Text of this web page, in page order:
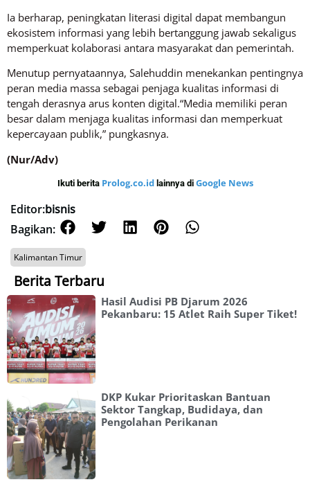
Ia berharap, peningkatan literasi digital dapat membangun
ekosistem informasi yang lebih bertanggung jawab sekaligus
memperkuat kolaborasi antara masyarakat dan pemerintah.
Menutup pernyataannya, Salehuddin menekankan pentingnya
peran media massa sebagai penjaga kualitas informasi di
tengah derasnya arus konten digital.“Media memiliki peran
besar dalam menjaga kualitas informasi dan memperkuat
kepercayaan publik,” pungkasnya.
(Nur/Adv)
Ikuti berita Prolog.co.id lainnya di Google News
Editor:bisnis
Bagikan:
Kalimantan Timur
Berita Terbaru
Hasil Audisi PB Djarum 2026
Pekanbaru: 15 Atlet Raih Super Tiket!
DKP Kukar Prioritaskan Bantuan
Sektor Tangkap, Budidaya, dan
Pengolahan Perikanan